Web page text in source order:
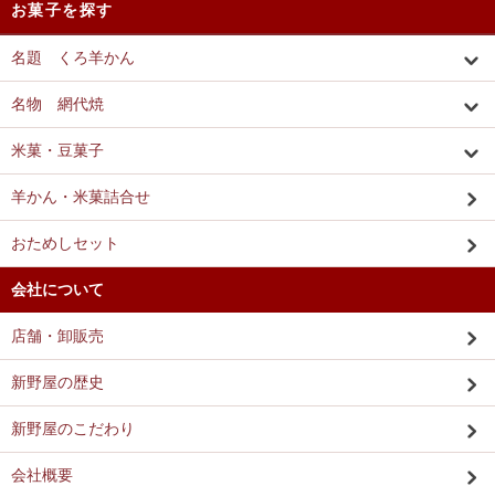
お菓子を探す
名題 くろ羊かん
名物 網代焼
米菓・豆菓子
羊かん・米菓詰合せ
おためしセット
会社について
店舗・卸販売
新野屋の歴史
新野屋のこだわり
会社概要